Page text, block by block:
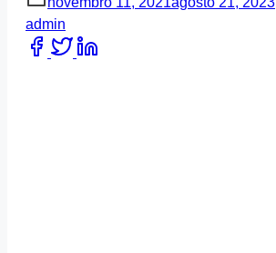
admin
Share